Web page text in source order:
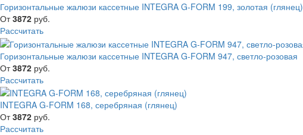
Горизонтальные жалюзи кассетные INTEGRA G-FORM 199, золотая (глянец)
От3872 руб.
Рассчитать
Горизонтальные жалюзи кассетные INTEGRA G-FORM 947, светло-розовая
От3872 руб.
Рассчитать
INTEGRA G-FORM 168, серебряная (глянец)
От3872 руб.
Рассчитать